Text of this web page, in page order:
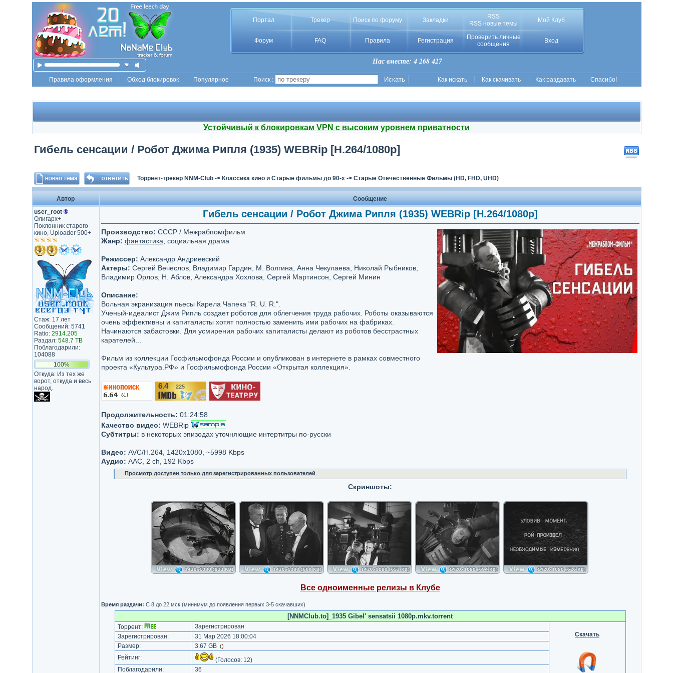
Портал Трекер Поиск по форуму Закладки
RSS
RSS новые темы
Мой Клуб
Форум FAQ Правила Регистрация
Проверить личные
сообщения
Вход
Нас вместе: 4 268 427
Правила оформления Обход блокировок Популярное Поиск : Как искать Как скачивать Как раздавать Спасибо!
Устойчивый к блокировкам VPN с высоким уровнем приватности
Гибель сенсации / Робот Джима Рипля (1935) WEBRip [H.264/1080p]
Торрент-трекер NNM-Club-> Классика кино и Старые фильмы до 90-х-> Старые Отечественные Фильмы (HD, FHD, UHD)
Автор
Сообщение
user_root ®
Олигарх+
Поклонник старого
кино, Uploader 500+
Стаж: 17 лет
Сообщений: 5741
Ratio: 2914.205
Раздал: 548.7 TB
Поблагодарили:
104088
100%
Откуда: Из тех же
ворот, откуда и весь
народ.
Гибель сенсации / Робот Джима Рипля (1935) WEBRip [H.264/1080p]
Производство: СССР / Межрабпомфильм
Жанр: фантастика , социальная драма
Режиссер: Александр Андриевский
Актеры: Сергей Вечеслов, Владимир Гардин, М. Волгина, Анна Чекулаева, Николай Рыбников,
Владимир Орлов, Н. Аблов, Александра Хохлова, Сергей Мартинсон, Сергей Минин
Описание:
Вольная экранизация пьесы Карела Чапека "R. U. R.".
Ученый-идеалист Джим Рипль создает роботов для облегчения труда рабочих. Роботы оказываются
очень эффективны и капиталисты хотят полностью заменить ими рабочих на фабриках.
Начинаются забастовки. Для усмирения рабочих капиталисты делают из роботов бесстрастных
карателей...
Фильм из коллекции Госфильмофонда России и опубликован в интернете в рамках совместного
проекта «Культура.РФ» и Госфильмофонда России «Открытая коллекция».
6.4/10 225
Продолжительность: 01:24:58
Качество видео: WEBRip
Субтитры: в некоторых эпизодах уточняющие интертитры по-русски
Видео: AVC/H.264, 1420x1080, ~5998 Kbps
Аудио: AAC, 2 ch, 192 Kbps
Просмотр доступен только для зарегистрированных пользователей
Скриншоты:
Все одноименные релизы в Клубе
Время раздачи: С 8 до 22 мск (минимум до появления первых 3-5 скачавших)
[NNMClub.to]_1935 Gibel' sensatsii 1080p.mkv.torrent
Торрент:
Зарегистрирован
Скачать
Зарегистрирован:
31 Мар 2026 18:00:04
Размер:
3.67 GB ()
Рейтинг: (Голосов: 12)
Поблагодарили:
36